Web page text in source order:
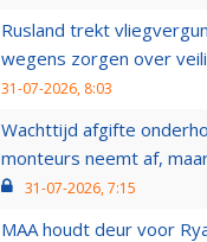
Rusland trekt
wegens zorgen over
31-07-2026, 8:03
Wachttijd afgifte
monteurs neemt af,
31-07-2026, 7:15
MAA houdt deur voor